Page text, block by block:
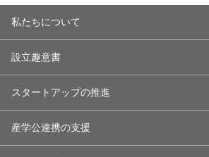
私たちについて
設立趣意書
スタートアップの推進
産学公連携の支援